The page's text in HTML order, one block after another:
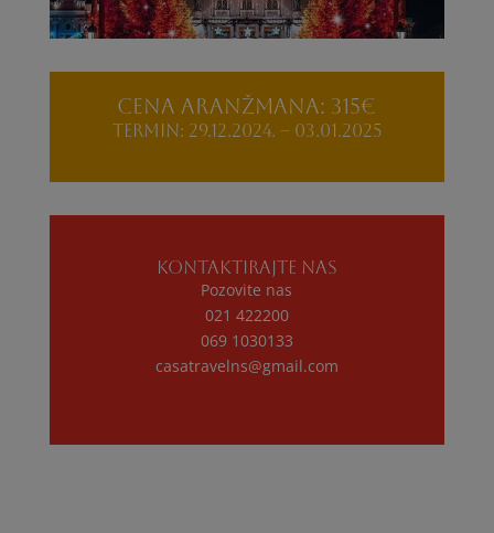
Cena aranžmana: 315€
Termin: 29.12.2024. – 03.01.2025
KONTAKTIRAJTE NAS
Pozovite nas
021 422200
069 1030133
casatravelns@gmail.com